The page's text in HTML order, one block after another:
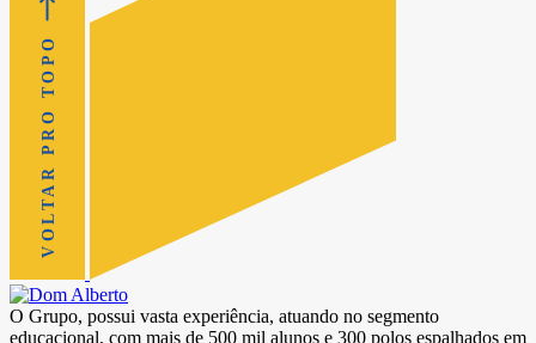
VOLTAR PRO TOPO
O Grupo, possui vasta experiência, atuando no segmento
educacional, com mais de 500 mil alunos e 300 polos espalhados em